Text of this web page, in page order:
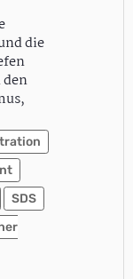
die
den
SDS